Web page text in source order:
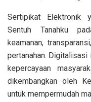
Sertipikat Elektronik
Sentuh Tanahku
keamanan,
pertanahan. Digitalisasi
kepercayaan
dikembangkan oleh
untuk mempermudah